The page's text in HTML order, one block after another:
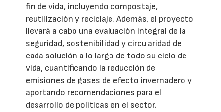
fin de vida, incluyendo compostaje,
reutilización y reciclaje. Además, el proyecto
llevará a cabo una evaluación integral de la
seguridad, sostenibilidad y circularidad de
cada solución a lo largo de todo su ciclo de
vida, cuantificando la reducción de
emisiones de gases de efecto invernadero y
aportando recomendaciones para el
desarrollo de políticas en el sector.